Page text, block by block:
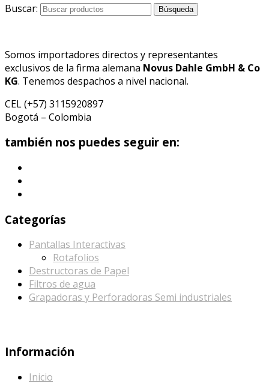
Buscar: Búsqueda
Somos importadores directos y representantes
exclusivos de la firma alemana Novus Dahle GmbH & Co
KG. Tenemos despachos a nivel nacional.
CEL (+57) 3115920897
Bogotá – Colombia
también nos puedes seguir en:
Categorías
Pantallas Interactivas
Rotafolios
Destructoras de Papel
Filtros de agua
Grapadoras y Perforadoras Semi industriales
Información
Inicio